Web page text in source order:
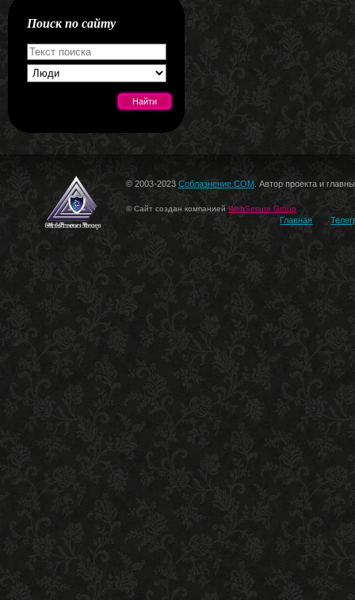
Поиск по сайту
© 2003-2023 Соблазнение.COM . Автор проекта и
© Сайт создан компанией WebSecure Group
Главная